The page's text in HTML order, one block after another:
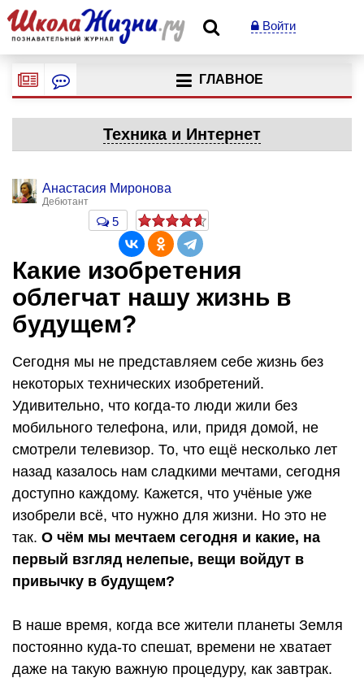
Войти
ГЛАВНОЕ
Техника и Интернет
Анастасия Миронова
Дебютант
5
Какие изобретения
облегчат нашу жизнь в
будущем?
Сегодня мы не представляем себе жизнь без
некоторых технических изобретений.
Удивительно, что когда-то люди жили без
мобильного телефона, или, придя домой, не
смотрели телевизор. То, что ещё несколько лет
назад казалось нам сладкими мечтами, сегодня
доступно каждому. Кажется, что учёные уже
изобрели всё, что нужно для жизни. Но это не
так. О чём мы мечтаем сегодня и какие, на
первый взгляд нелепые, вещи войдут в
привычку в будущем?
В наше время, когда все жители планеты Земля
постоянно куда-то спешат, времени не хватает
даже на такую важную процедуру, как завтрак.